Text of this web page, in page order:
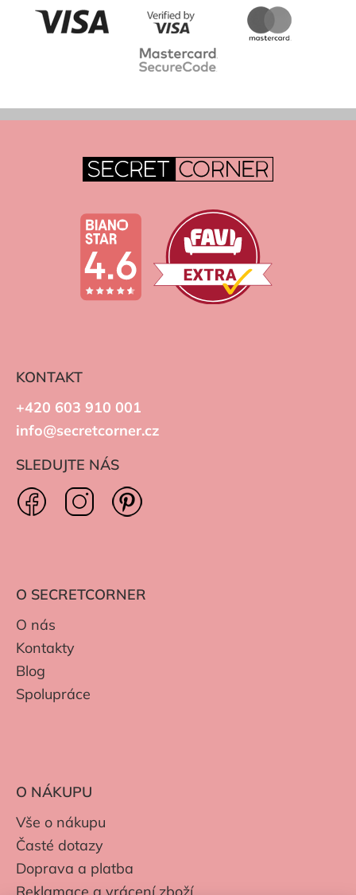
KONTAKT
+420 603 910 001
info@secretcorner.cz
SLEDUJTE NÁS
O SECRETCORNER
O nás
Kontakty
Blog
Spolupráce
O NÁKUPU
Vše o nákupu
Časté dotazy
Doprava a platba